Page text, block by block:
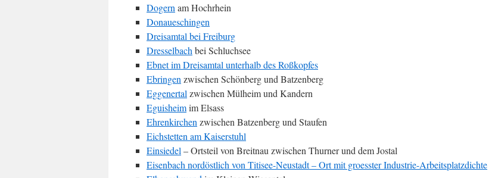
Dogern am Hochrhein
Donaueschingen
Dreisamtal bei Freiburg
Dresselbach bei Schluchsee
Ebnet im Dreisamtal unterhalb des Roßkopfes
Ebringen zwischen Schönberg und Batzenberg
Eggenertal zwischen Mülheim und Kandern
Eguisheimim Elsass
Ehrenkirchen zwischen Batzenberg und Staufen
Eichstetten am Kaiserstuhl
Einsiedel – Ortsteil von Breitnau zwischen Thurner und dem Jostal
Eisenbach nordöstlich von Titisee-Neustadt – Ort mit groesster Industrie-Arbeitsplatzdichte